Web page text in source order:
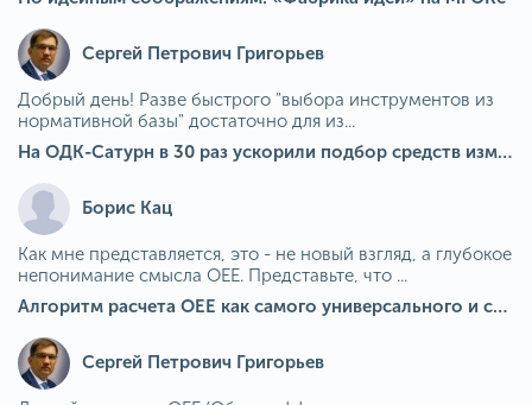
Сергей Петрович Григорьев
Добрый день! Разве быстрого "выбора инструментов из
нормативной базы" достаточно для из...
На ОДК-Сатурн в 30 раз ускорили подбор средств измерения для контроля качества продукции
Борис Кац
Как мне представляется, это - не новый взгляд, а глубокое
непонимание смысла OEE. Представьте, что ...
Алгоритм расчета ОЕЕ как самого универсального и современного показателя эффективности оборудования в мире
Сергей Петрович Григорьев